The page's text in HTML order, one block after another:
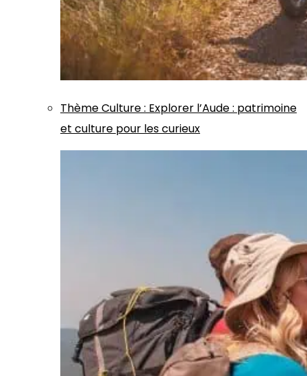
ThèmeCulture: Explorer l’Aude : patrimoine
et culture pour les curieux